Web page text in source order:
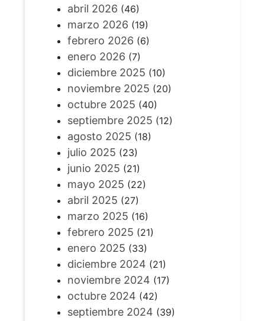
abril 2026 (46)
marzo 2026 (19)
febrero 2026 (6)
enero 2026 (7)
diciembre 2025 (10)
noviembre 2025 (20)
octubre 2025 (40)
septiembre 2025 (12)
agosto 2025 (18)
julio 2025 (23)
junio 2025 (21)
mayo 2025 (22)
abril 2025 (27)
marzo 2025 (16)
febrero 2025 (21)
enero 2025 (33)
diciembre 2024 (21)
noviembre 2024 (17)
octubre 2024 (42)
septiembre 2024 (39)